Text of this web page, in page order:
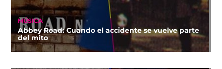
MÚSICA
Abbey Road: Cuando el accidente se vuelve parte
del mito